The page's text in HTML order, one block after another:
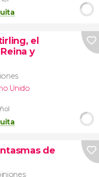
el
y
Unido
de